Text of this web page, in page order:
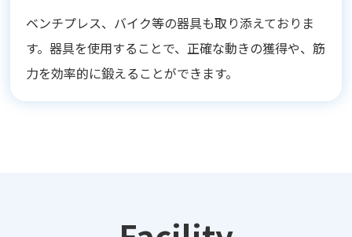
ベンチプレス、バイク等の器具も取り添えておりま
す。器具を使用することで、正確な動きの獲得や、筋
力を効率的に鍛えることができます。